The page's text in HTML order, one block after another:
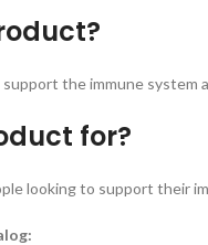
the immune system
for?
looking to support their